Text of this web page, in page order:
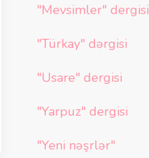
"Mevsimler" dergisi
"Türkay" dərgisi
"Usare" dergisi
"Yarpuz" dergisi
"Yeni nəşrlər"